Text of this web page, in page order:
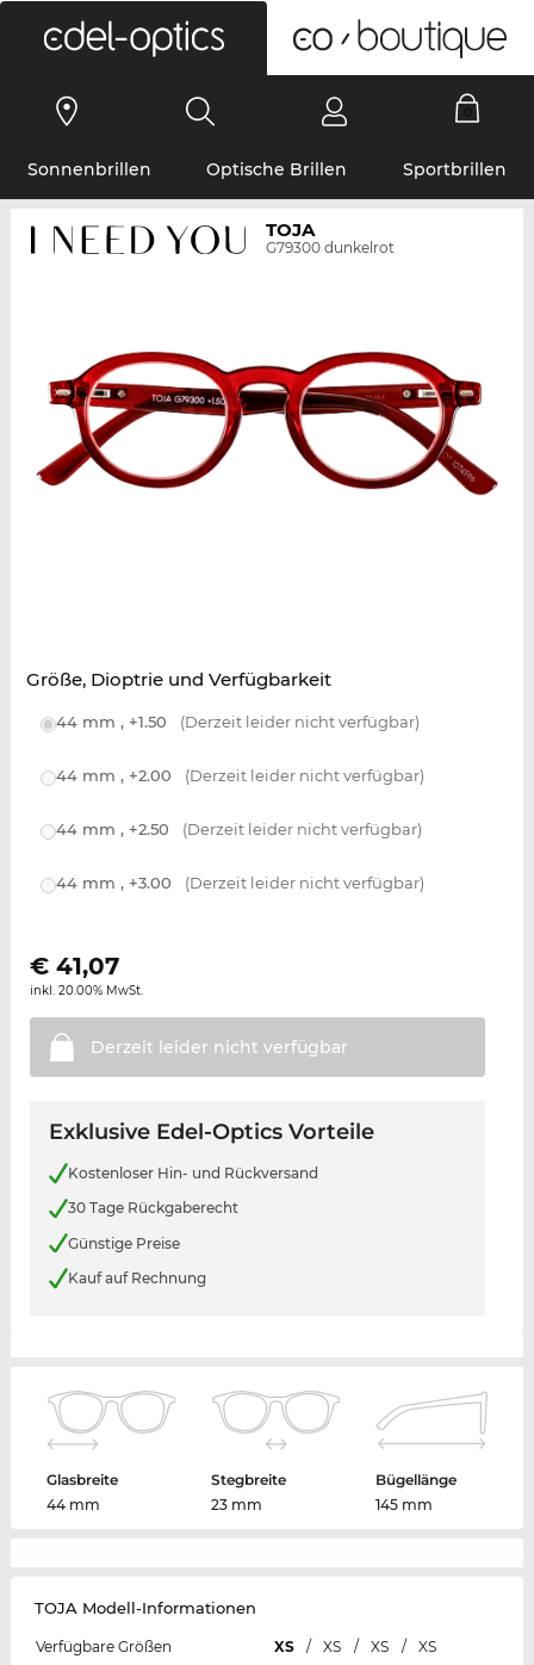
Sonnenbrillen Optische Brillen Sportbrillen
TOJA
G79300 dunkelrot
Größe, Dioptrie und Verfügbarkeit
44 mm , +1.50 (Derzeit leider nicht verfügbar)
44 mm , +2.00 (Derzeit leider nicht verfügbar)
44 mm , +2.50 (Derzeit leider nicht verfügbar)
44 mm , +3.00 (Derzeit leider nicht verfügbar)
€ 41,07
inkl. 20.00% MwSt.
Derzeit leider nicht verfügbar
Exklusive Edel-Optics Vorteile
Kostenloser Hin- und Rückversand
30 Tage Rückgaberecht
Günstige Preise
Kauf auf Rechnung
Glasbreite
44 mm
Stegbreite
23 mm
Bügellänge
145 mm
TOJA Modell-Informationen
Verfügbare Größen XS / XS / XS /
XS